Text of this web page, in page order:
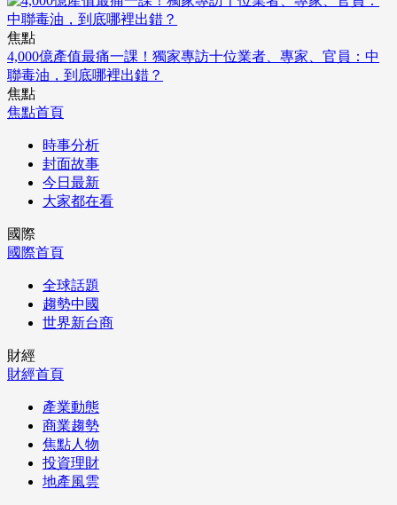
焦點
4,000億產值最痛一課！獨家專訪十位業者、專家、官員：中
聯毒油，到底哪裡出錯？
焦點
焦點首頁
時事分析
封面故事
今日最新
大家都在看
國際
國際首頁
全球話題
趨勢中國
世界新台商
財經
財經首頁
產業動態
商業趨勢
焦點人物
投資理財
地產風雲